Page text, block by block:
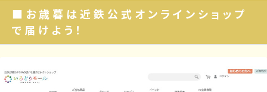
■お歳暮は近鉄公式オンラインショップ
で届けよう！